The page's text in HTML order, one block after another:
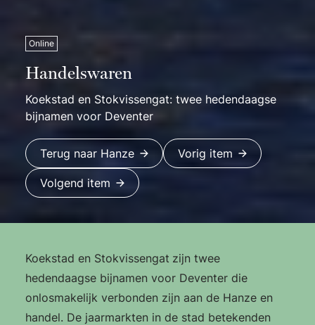
Online
Handelswaren
Koekstad en Stokvissengat: twee hedendaagse
bijnamen voor Deventer
Terug naar Hanze Vorig item
Volgend item
Koekstad en Stokvissengat zijn twee
hedendaagse bijnamen voor Deventer die
onlosmakelijk verbonden zijn aan de Hanze en
handel. De jaarmarkten in de stad betekenden